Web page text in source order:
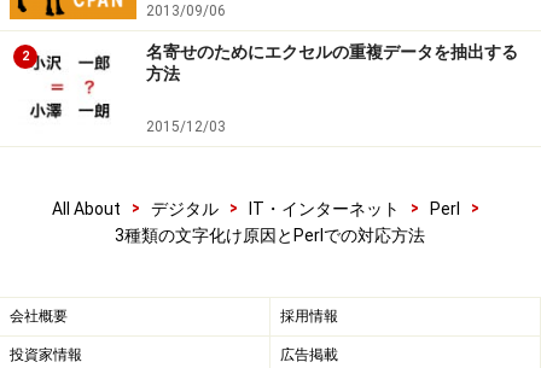
2013/09/06
2
名寄せのためにエクセルの重複データを抽出する
方法
2015/12/03
All About > デジタル > IT・インターネット > Perl
>
3種類の文字化け原因とPerlでの対応方法
会社概要 採用情報
投資家情報 広告掲載